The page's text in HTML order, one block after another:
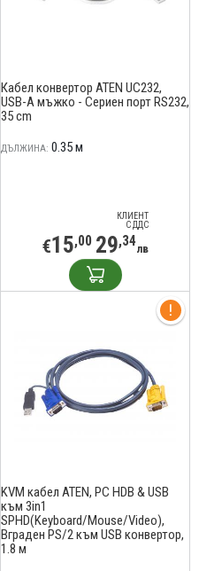
Кабел конвертор ATEN UC232,
USB-A мъжко - Сериен порт RS232,
35 cm
ДЪЛЖИНА: 0.35 м
КЛИЕНТ
С ДДС
€15,00 29,34лв
KVM кабел ATEN, PC HDB & USB
към 3in1
SPHD(Keyboard/Mouse/Video),
Вграден PS/2 към USB конвертор,
1.8 м